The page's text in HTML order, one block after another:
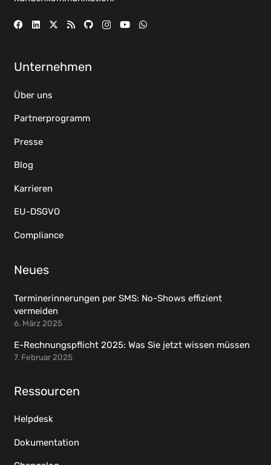
Unternehmen
Über uns
Partnerprogramm
Presse
Blog
Karrieren
EU-DSGVO
Compliance
Neues
Terminerinnerungen per SMS: No-Shows effizient
vermeiden
6. März 2025
E-Rechnungspflicht 2025: Was Sie jetzt wissen müssen
7. Februar 2025
Ressourcen
Helpdesk
Dokumentation